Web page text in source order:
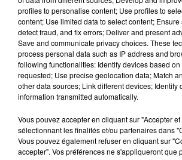
27 mai 2025 - 4 min 6 sec
L'INFO DE LA CORRÈZE
07H30
Ecoutez sur Totem l'information à
dans le Nord du Lot et le pays
reportages de nos journalistes sur
profiles to personalise content; Use profiles to
content; Use limited data to select content;
detect fraud, and fix errors; Deliver and present
Save and communicate privacy choices. These
process personal data such as IP address and
following functionalities: Identify devices based
requested; Use precise geolocation data; Match
other data sources; Link different devices; Identify
information transmitted automatically.
Vous pouvez accepter en cliquant sur "Accepter
sélectionnant les finalités et/ou partenaires dans
Vous pouvez également refuser en cliquant sur
accepter". Vos préférences ne s'appliqueront que